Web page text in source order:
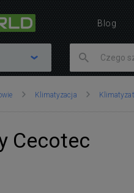
Klimatyzacja
Cecotec
Blog